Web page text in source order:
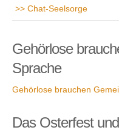
Chat-Seelsorge
Gehörlose
Sprache
Gehörlose brauchen
Das Osterfest